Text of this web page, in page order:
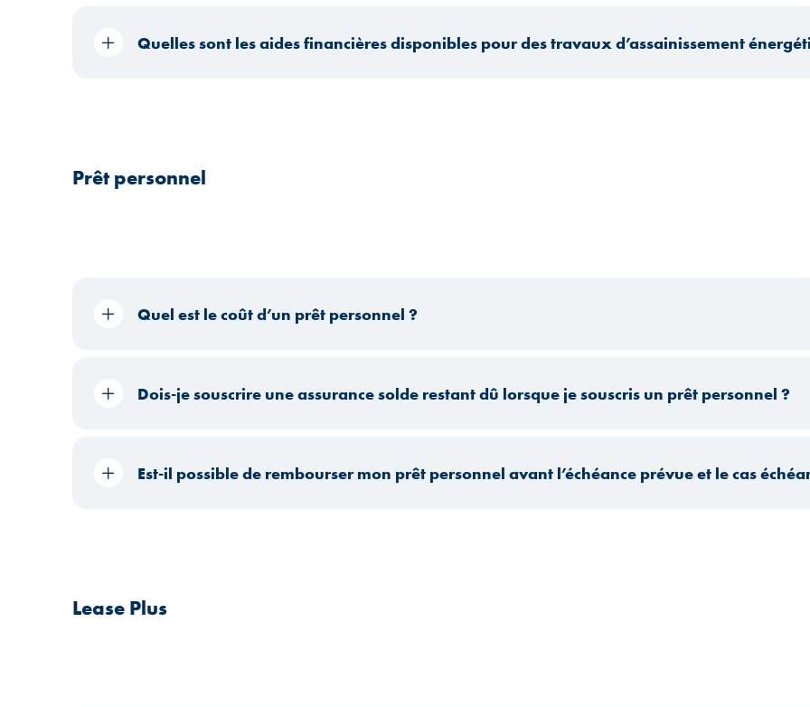
Quelles sont les aides financières disponibles pour des travaux d’assainissement
Prêt personnel
Quel est le coût d’un prêt personnel ?
Dois-je souscrire une assurance solde restant dû lorsque je souscris un prêt personnel ?
Est-il possible de rembourser mon prêt personnel avant l’échéance prévue et le cas
Lease Plus